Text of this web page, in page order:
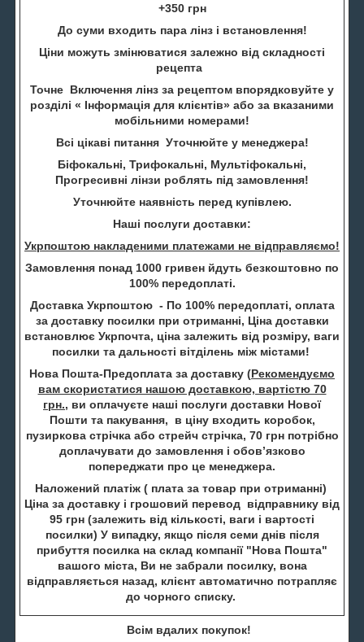
+350 грн
До суми входить пара лінз і встановлення!
Ціни можуть змінюватися залежно від складності
рецепта
Точне Включення лінз за рецептом впорядковуйте у
розділі « Інформація для клієнтів» або за вказаними
мобільними номерами!
Всі цікаві питання Уточнюйте у менеджера!
Біфокальні, Трифокальні, Мультіфокальні,
Прогресивні лінзи роблять під замовлення!
Уточнюйте наявність перед купівлею.
Наші послуги доставки:
Укрпоштою накладеними платежами не відправляємо!
Замовлення понад 1000 гривен йдуть безкоштовно по
100% передоплаті.
Доставка Укрпоштою - По 100% передоплаті, оплата
за доставку посилки при отриманні, Ціна доставки
встановлює Укрпочта, ціна залежить від розміру, ваги
посилки та дальності вітділень між містами!
Нова Пошта-Предоплата за доставку (Рекомендуємо
вам скористатися нашою доставкою, вартістю 70
грн., ви оплачуєте наші послуги доставки Нової
Пошти та пакування, в ціну входить коробок,
пузиркова стрічка або стрейч стрічка, 70 грн потрібно
доплачувати до замовлення і обов’язково
попереджати про це менеджера.
Наложений платіж ( плата за товар при отриманні)
Ціна за доставку і грошовий перевод відправнику від
95 грн (залежить від кількості, ваги і вартості
посилки) У випадку, якщо після семи днів після
прибуття посилка на склад компанії "Нова Пошта"
вашого міста, Ви не забрали посилку, вона
відправляється назад, клієнт автоматично потрапляє
до чорного списку.
Всім вдалих покупок!